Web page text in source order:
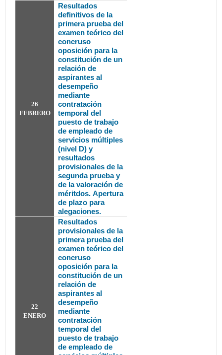
26
FEBRERO
Resultados
definitivos de la
primera prueba del
examen teórico del
concruso
oposición para la
constitución de un
relación de
aspirantes al
desempeño
mediante
contratación
temporal del
puesto de trabajo
de empleado de
servicios múltiples
(nivel D) y
resultados
provisionales de la
segunda prueba y
de la valoración de
méritdos. Apertura
de plazo para
alegaciones.
22
ENERO
Resultados
provisionales de la
primera prueba del
examen teórico del
concruso
oposición para la
constitución de un
relación de
aspirantes al
desempeño
mediante
contratación
temporal del
puesto de trabajo
de empleado de